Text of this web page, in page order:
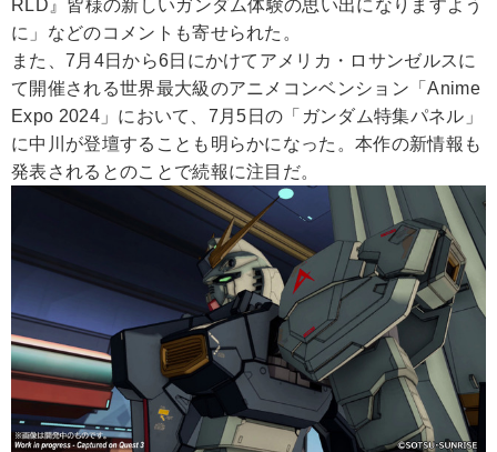
RLD』皆様の新しいガンダム体験の思い出になりますよう
に」などのコメントも寄せられた。
また、7月4日から6日にかけてアメリカ・ロサンゼルスに
て開催される世界最大級のアニメコンベンション「Anime
Expo 2024」において、7月5日の「ガンダム特集パネル」
に中川が登壇することも明らかになった。本作の新情報も
発表されるとのことで続報に注目だ。